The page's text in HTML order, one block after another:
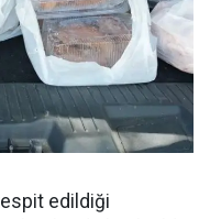
edildiği